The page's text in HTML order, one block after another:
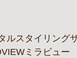
ルスタイリング
ミラビュー